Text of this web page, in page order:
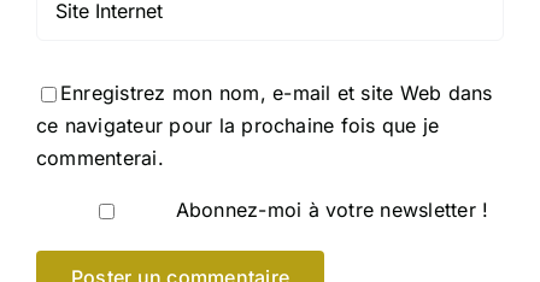
Enregistrez mon nom, e-mail et site Web dans
ce navigateur pour la prochaine fois que je
commenterai.
Abonnez-moi à votre newsletter !